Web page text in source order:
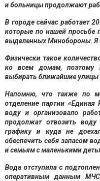
и больницы продолжают
В городе сейчас работает
которые по нашей
выделенных Минобороны. Я
Физически такое
ко всем домам, поэтому
выбирать ближайшие улицы
Напомню, что также по
отделение партии «Единая
воду и организовало
продолжат отвозить
графику и куда не
обеспечить себя запасом
и семьям с маленькими
Вода отступила с
оперативным данным